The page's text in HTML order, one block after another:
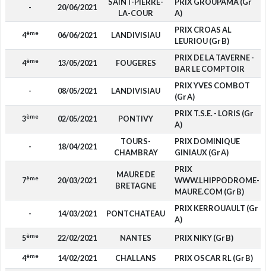
- 20/06/2021
LA-COUR
A)
4ème 06/06/2021 LANDIVISIAU
PRIX CROAS AL
LEURIOU (Gr B)
4ème 13/05/2021 FOUGERES
PRIX DE LA TAVERNE -
BAR LE COMPTOIR
- 08/05/2021 LANDIVISIAU
PRIX YVES COMBOT
(Gr A)
3ème 02/05/2021 PONTIVY
PRIX T.S.E. - LORIS (Gr
A)
- 18/04/2021
TOURS-
CHAMBRAY
PRIX DOMINIQUE
GINIAUX (Gr A)
7ème 20/03/2021
MAURE DE
BRETAGNE
PRIX
WWW.LHIPPODROME-
MAURE.COM (Gr B)
- 14/03/2021 PONTCHATEAU
PRIX KERROUAULT (Gr
A)
5ème 22/02/2021 NANTES PRIX NIKY (Gr B)
4ème 14/02/2021 CHALLANS PRIX OSCAR RL (Gr B)